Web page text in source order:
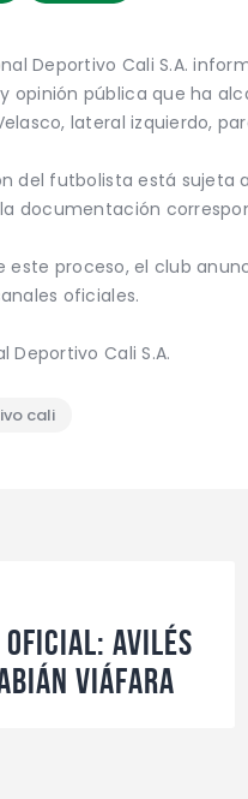
Deportivo Cali S.A.
opinión pública que ha
lateral izquierdo,
del futbolista está sujeta
documentación
este proceso, el club
oficiales.
Deportivo Cali S.A.
cali
oficial: Avilés
Viáfara